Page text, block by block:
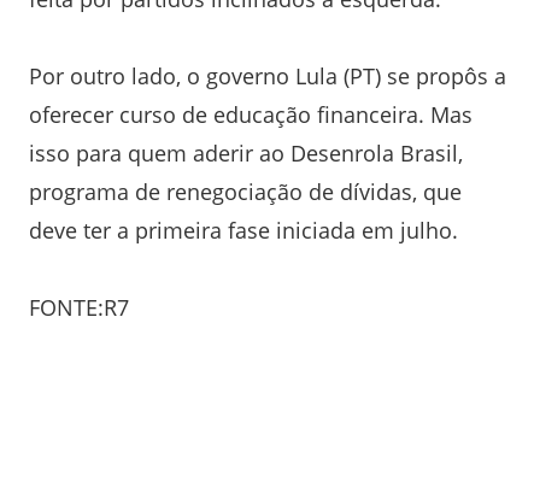
Por outro lado, o governo Lula (PT) se propôs a
oferecer curso de educação financeira. Mas
isso para quem aderir ao Desenrola Brasil,
programa de renegociação de dívidas, que
deve ter a primeira fase iniciada em julho.
FONTE:R7